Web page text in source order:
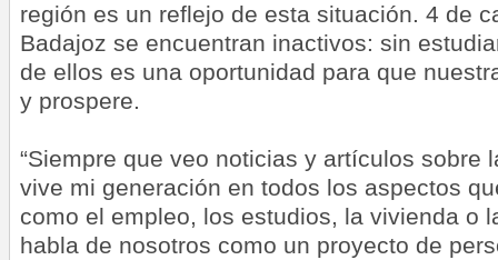
región es un reflejo de esta situación. 4 de
Badajoz se encuentran inactivos: sin
de ellos es una oportunidad para que
y prospere.
“Siempre que veo noticias y artículos sobre
vive mi generación en todos los aspectos
como el empleo, los estudios, la vivienda o
habla de nosotros como un proyecto de